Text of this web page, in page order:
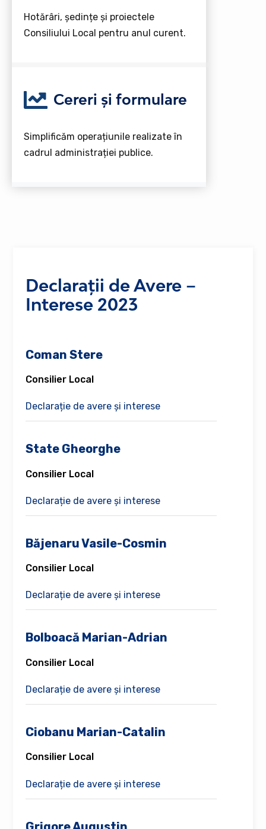
Hotărâri, ședințe și proiectele
Consiliului Local pentru anul curent.
Cereri și formulare
Simplificăm operațiunile realizate în
cadrul administrației publice.
Declarații de Avere –
Interese 2023
Coman Stere
Consilier Local
Declarație de avere și interese
State Gheorghe
Consilier Local
Declarație de avere și interese
Băjenaru Vasile-Cosmin
Consilier Local
Declarație de avere și interese
Bolboacă Marian-Adrian
Consilier Local
Declarație de avere și interese
Ciobanu Marian-Catalin
Consilier Local
Declarație de avere și interese